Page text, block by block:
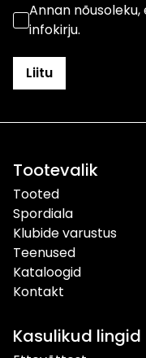
Annan
infokirju.
Tootevalik
Tooted
Spordiala
Klubide varustus
Teenused
Kataloogid
Kontakt
Kasulikud lingid